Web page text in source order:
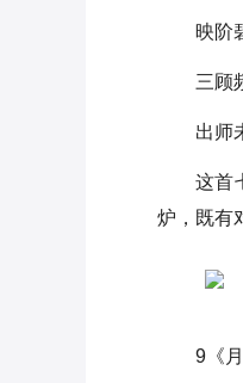
映阶
三顾
出师
这首
炉，既有
9《
唐高宗李治死
李世民一生最
李隆基抢走自
是怎么处理的